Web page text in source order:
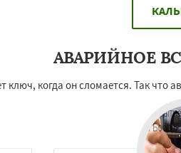
АВАРИЙНОЕ
ключ, когда он сломается. Так что